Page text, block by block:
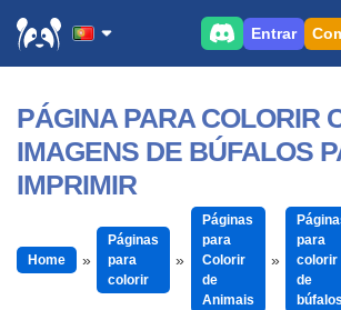
Entrar
PÁGINA PARA COLORIR
IMAGENS DE BÚFALOS
IMPRIMIR
Home
Páginas
para
colorir
Páginas
para
Colorir
de
Animais
para
colorir
de
búfalos